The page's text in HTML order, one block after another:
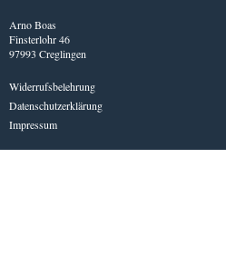
Arno Boas
Finsterlohr 46
97993 Creglingen
Widerrufsbelehrung
Datenschutzerklärung
Impressum